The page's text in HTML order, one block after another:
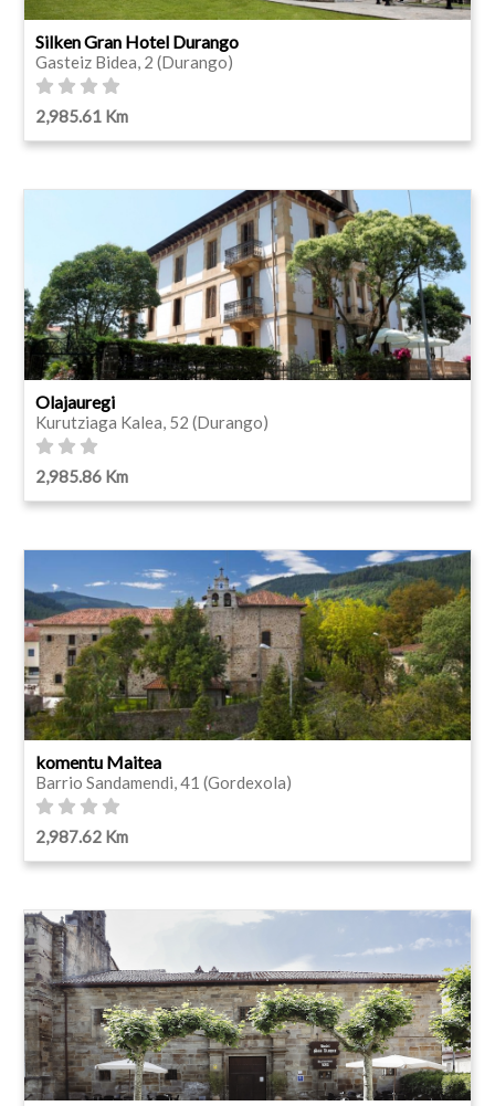
Silken Gran Hotel Durango
Gasteiz Bidea, 2 (Durango)
2,985.61 Km
Olajauregi
Kurutziaga Kalea, 52 (Durango)
2,985.86 Km
komentu Maitea
Barrio Sandamendi, 41 (Gordexola)
2,987.62 Km